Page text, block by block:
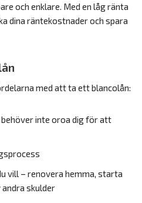
och enklare. Med en låg ränta
dina räntekostnader och spara
med att ta ett blancolån:
inte oroa dig för att
vill – renovera hemma, starta
skulder